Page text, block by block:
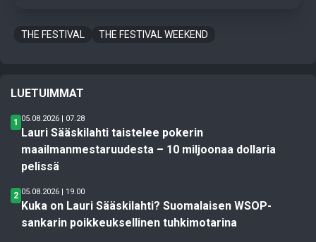
THE FESTIVAL THE FESTIVAL WEEKEND
LUETUIMMAT
1 05.08.2026 | 07.28
Lauri Sääskilahti taistelee pokerin
maailmanmestaruudesta – 10 miljoonaa dollaria
pelissä
2 05.08.2026 | 19.00
Kuka on Lauri Sääskilahti? Suomalaisen WSOP-
sankarin poikkeuksellinen tuhkimotarina